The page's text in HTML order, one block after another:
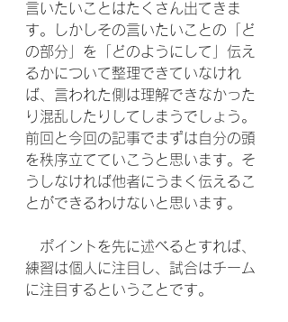
言いたいことはたくさん出てきま
す。しかしその言いたいことの「ど
の部分」を「どのようにして」伝え
るかについて整理できていなけれ
ば、言われた側は理解できなかった
り混乱したりしてしまうでしょう。
前回と今回の記事でまずは自分の頭
を秩序立てていこうと思います。そ
うしなければ他者にうまく伝えるこ
とができるわけないと思います。
ポイントを先に述べるとすれば、
練習は個人に注目し、試合はチーム
に注目するということです。